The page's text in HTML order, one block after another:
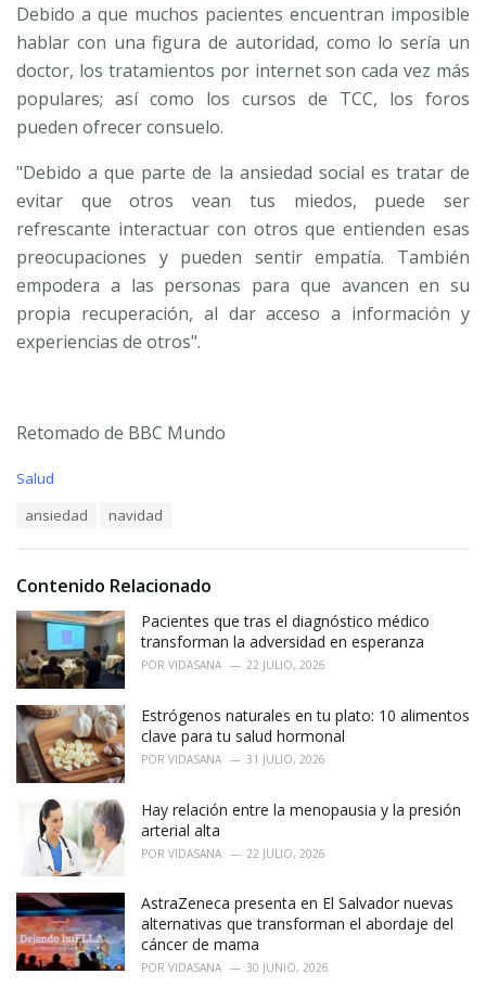
Debido a que muchos pacientes encuentran imposible
hablar con una figura de autoridad, como lo sería un
doctor, los tratamientos por internet son cada vez más
populares; así como los cursos de TCC, los foros
pueden ofrecer consuelo.
"Debido a que parte de la ansiedad social es tratar de
evitar que otros vean tus miedos, puede ser
refrescante interactuar con otros que entienden esas
preocupaciones y pueden sentir empatía. También
empodera a las personas para que avancen en su
propia recuperación, al dar acceso a información y
experiencias de otros".
Retomado de BBC Mundo
C
o
r
i
s
:
Salud
:
ansiedad navidad
Contenido Relacionado
Pacientes que tras el diagnóstico médico
transforman la adversidad en esperanza
POR VIDASANA 22 JULIO, 2026
Estrógenos naturales en tu plato: 10 alimentos
clave para tu salud hormonal
POR VIDASANA 31 JULIO, 2026
Hay relación entre la menopausia y la presión
arterial alta
POR VIDASANA 22 JULIO, 2026
AstraZeneca presenta en El Salvador nuevas
alternativas que transforman el abordaje del
cáncer de mama
POR VIDASANA 30 JUNIO, 2026